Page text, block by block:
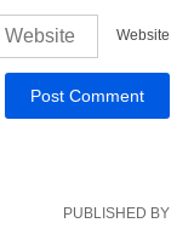
Website
PUBLISHED BY